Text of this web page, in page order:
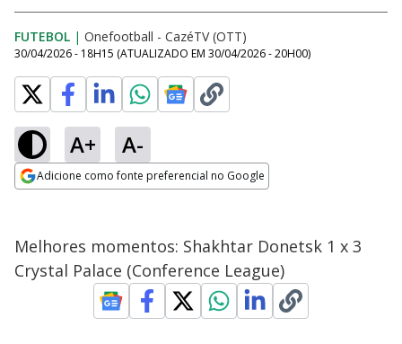
FUTEBOL | Onefootball - CazéTV (OTT)
30/04/2026 - 18H15 (ATUALIZADO EM 30/04/2026 - 20H00)
A+ A-
Adicione como fonte preferencial no Google
Melhores momentos: Shakhtar Donetsk 1 x 3
Crystal Palace (Conference League)